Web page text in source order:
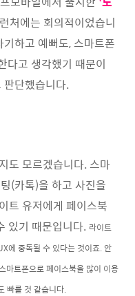
처에는 회의적이었습니
하고 예뻐도, 스마트폰
다고 생각했기 때문이
단했습니다.
도 모르겠습니다. 스마
(카톡)을 하고 사진을
트 유저에게 페이스북
있기 때문입니다. 라이트
에 중독될 수 있다는 것이죠. 안
마트폰으로 페이스북을 많이 이용
빠를 것 같습니다.